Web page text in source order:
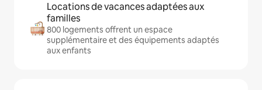
Locations de vacances adaptées aux
familles
800 logements offrent un espace
supplémentaire et des équipements adaptés
aux enfants